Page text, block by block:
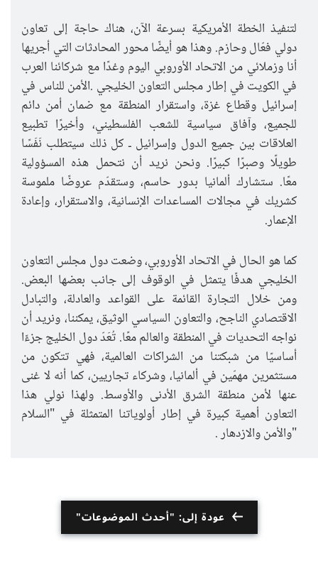
لتنفيذ الخطة الأمريكية بسرعة الآن، هناك حاجة إلى تعاون
دولي فعّال وحازم. وهذا هو أيضًا محور المحادثات التي أجريها
أنا وزملائي من الاتحاد الأوروبي اليوم وغدًا مع شركائنا العرب
في الكويت في إطار مجلس التعاون الخليجي .الأمن للناس في
إسرائيل وقطاع غزة، واستقرار المنطقة مع ضمان أمن دائم
للجميع، وآفاق سياسية للشعب الفلسطيني، وأخيرًا تطبيع
العلاقات بين جميع الدول وإسرائيل ـ كل ذلك سيتطلب نَفَسًا
طويلًا وصبرًا كبيرًا. ونحن نريد أن نتحمل هذه المسؤولية
معًا. ستشارك ألمانيا بدور حاسم، وستقدّم عروضًا ملموسة
كشريك في مجالات المساعدات الإنسانية، والاستقرار، وإعادة
الإعمار.
كما هو الحال في الاتحاد الأوروبي، وضعت دول مجلس التعاون
الخليجي هدفًا يتمثل في الوقوف إلى جانب بعضها البعض.
ومن خلال التجارة القائمة على القواعد والعادلة، والتبادل
الاقتصادي الناجح، والتعاون السياسي الوثيق، يمكننا، ونريد أن
نواجه التحديات في المنطقة والعالم معًا. تُعَدّ دول الخليج جزءًا
أساسيًا من شبكتنا من الشراكات العالمية، فهي تتكون من
مستثمرين مهمّين في ألمانيا، وشركاء تجاريين، كما أنه لا غنى
عنها لأمن منطقة الشرق الأدنى والأوسط. ولهذا نولي هذا
التعاون أهمية كبيرة في إطار أولوياتنا المتمثلة في "السلام
والأمن والازدهار"
.
عودة إلى: "أحدث الموضوعات"